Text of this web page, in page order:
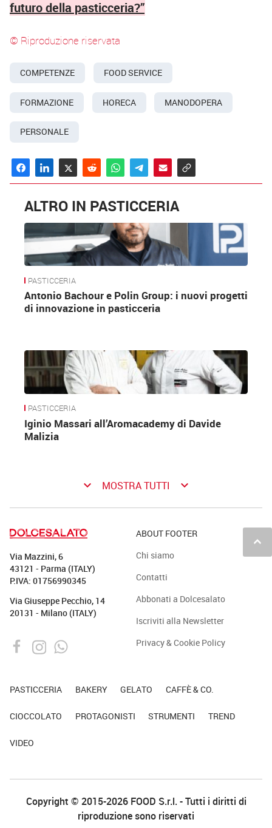
futuro della pasticceria?”
© Riproduzione riservata
COMPETENZE FOOD SERVICE
FORMAZIONE HORECA MANODOPERA
PERSONALE
ALTRO IN PASTICCERIA
PASTICCERIA
Antonio Bachour e Polin Group: i nuovi progetti
di innovazione in pasticceria
PASTICCERIA
Iginio Massari all’Aromacademy di Davide
Malizia
keyboard_arrow_down MOSTRA TUTTI keyboard_arrow_down
keyboard_arrow_up
Via Mazzini, 6
43121 - Parma (ITALY)
P.IVA: 01756990345
Via Giuseppe Pecchio, 14
20131 - Milano (ITALY)
ABOUT FOOTER
Chi siamo
Contatti
Abbonati a Dolcesalato
Iscriviti alla Newsletter
Privacy & Cookie Policy
PASTICCERIA BAKERY GELATO CAFFÈ & CO.
CIOCCOLATO PROTAGONISTI STRUMENTI TREND
VIDEO
Copyright © 2015-2026 FOOD S.r.l. - Tutti i diritti di
riproduzione sono riservati